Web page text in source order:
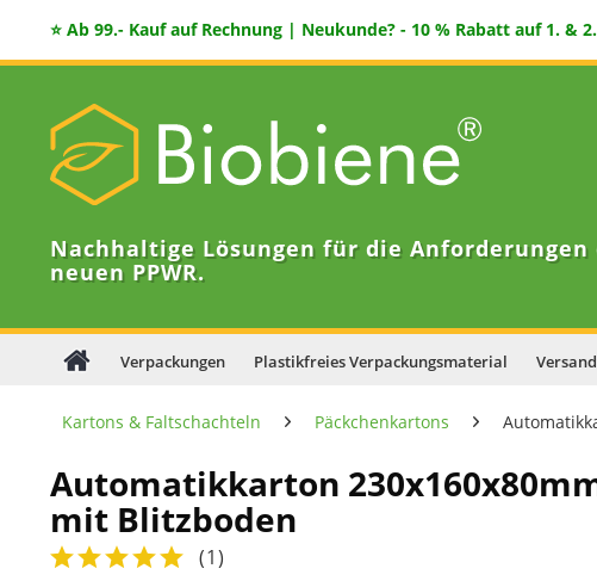
⭐ Ab 99.- Kauf auf Rechnung | Neukunde? - 10 % Rabatt auf 1. &
Nachhaltige Lösungen für die Anforderungen
neuen PPWR.
Verpackungen Plastikfreies Verpackungsmaterial
Kartons & Faltschachteln Päckchenkartons
Automatikkarton
mit Blitzboden
(1)